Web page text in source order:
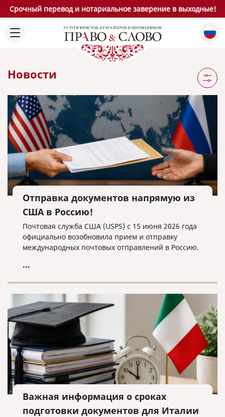
Срочный перевод и нотариальное заверение в выходные!
Новости
Отправка документов напрямую из
США в Россию!
Почтовая служба США (USPS) с 15 июня 2026 года
официально возобновила прием и отправку
международных почтовых отправлений в Россию.
...
Важная информация о сроках
подготовки документов для Италии